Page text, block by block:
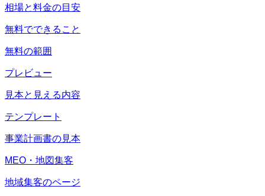
相場と料金の目安
無料でできること
無料の範囲
プレビュー
見本と見える内容
テンプレート
事業計画書の見本
MEO・地図集客
地域集客のページ